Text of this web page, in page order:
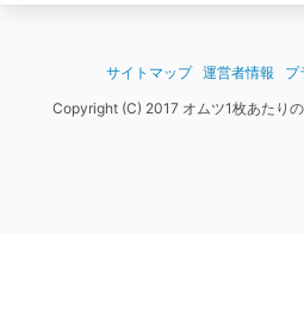
サイトマップ 運営者情報
プ
Copyright (C) 2017 オムツ1枚あたり